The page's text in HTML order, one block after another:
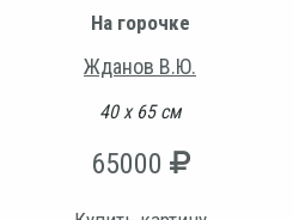
На горочке
Жданов В.Ю.
40 х 65 см
65000